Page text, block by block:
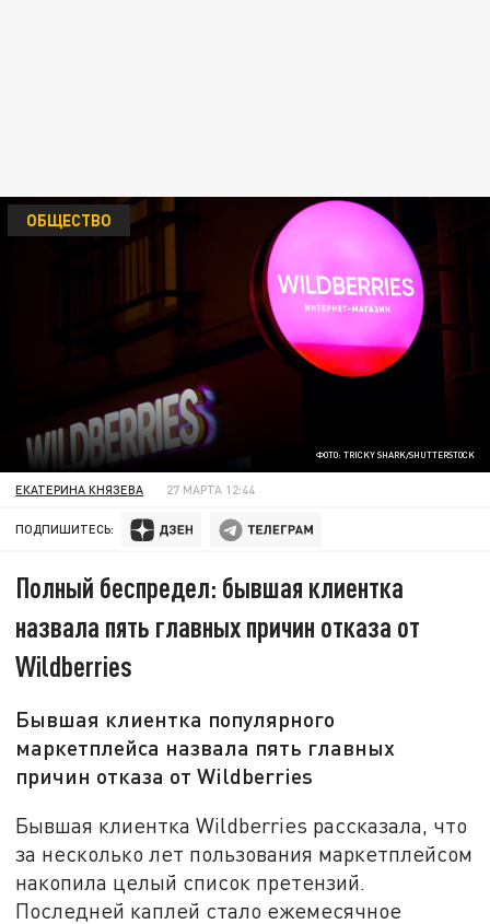
ФОТО: TRICKY SHARK/SHUTTERSTOCK
ОБЩЕСТВО
ЕКАТЕРИНА КНЯЗЕВА 27 МАРТА 12:44
ПОДПИШИТЕСЬ:
Полный беспредел: бывшая клиентка
назвала пять главных причин отказа от
Wildberries
Бывшая клиентка популярного
маркетплейса назвала пять главных
причин отказа от Wildberries
Бывшая клиентка Wildberries рассказала, что
за несколько лет пользования маркетплейсом
накопила целый список претензий.
Последней каплей стало ежемесячное